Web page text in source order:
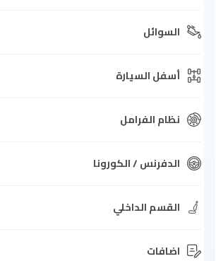
السوائل
أسفل السيارة
نظام الفرامل
الدفرنس / الكورونا
القسم الداخلي
اضافات